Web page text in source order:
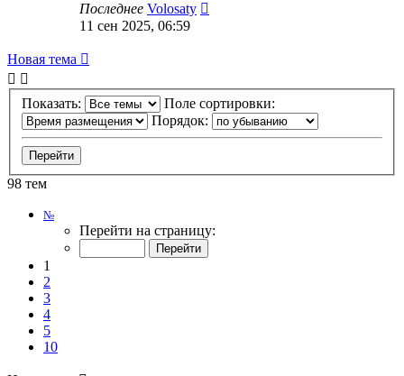
Последнее Volosaty
11 сен 2025, 06:59
Новая тема
Показать:
Поле сортировки:
Порядок:
98 тем
№Страница
из
Перейти на страницу:
1
2
3
4
5
10